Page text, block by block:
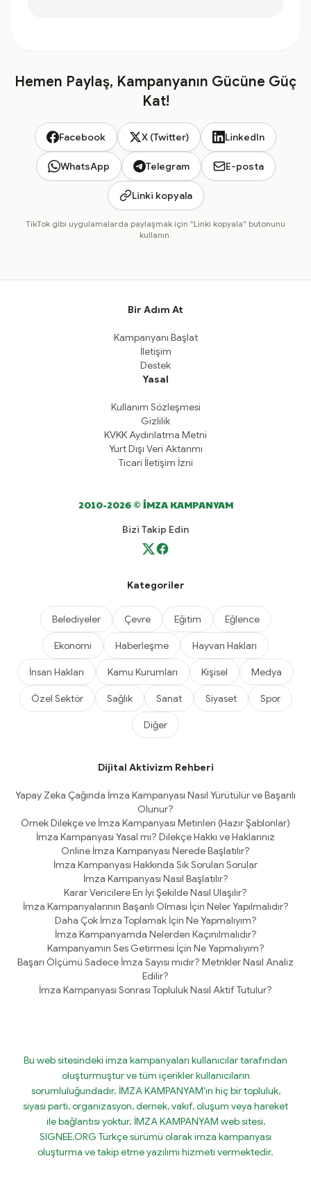
Hemen Paylaş, Kampanyanın Gücüne Güç
Kat!
Facebook X (Twitter) LinkedIn
WhatsApp Telegram E-posta
Linki kopyala
TikTok gibi uygulamalarda paylaşmak için "Linki kopyala" butonunu
kullanın.
Bir Adım At
Kampanyanı Başlat
İletişim
Destek
Yasal
Kullanım Sözleşmesi
Gizlilik
KVKK Aydınlatma Metni
Yurt Dışı Veri Aktarımı
Ticari İletişim İzni
2010-2026 © İMZA KAMPANYAM
Bizi Takip Edin
Kategoriler
Belediyeler Çevre Eğitim Eğlence
Ekonomi Haberleşme Hayvan Hakları
İnsan Hakları Kamu Kurumları Kişisel Medya
Özel Sektör Sağlık Sanat Siyaset Spor
Diğer
Dijital Aktivizm Rehberi
Yapay Zeka Çağında İmza Kampanyası Nasıl Yürütülür ve Başarılı
Olunur?
Örnek Dilekçe ve İmza Kampanyası Metinleri (Hazır Şablonlar)
İmza Kampanyası Yasal mı? Dilekçe Hakkı ve Haklarınız
Online İmza Kampanyası Nerede Başlatılır?
İmza Kampanyası Hakkında Sık Sorulan Sorular
İmza Kampanyası Nasıl Başlatılır?
Karar Vericilere En İyi Şekilde Nasıl Ulaşılır?
İmza Kampanyalarının Başarılı Olması İçin Neler Yapılmalıdır?
Daha Çok İmza Toplamak İçin Ne Yapmalıyım?
İmza Kampanyamda Nelerden Kaçınılmalıdır?
Kampanyamın Ses Getirmesi İçin Ne Yapmalıyım?
Başarı Ölçümü Sadece İmza Sayısı mıdır? Metrikler Nasıl Analiz
Edilir?
İmza Kampanyası Sonrası Topluluk Nasıl Aktif Tutulur?
Bu web sitesindeki imza kampanyaları kullanıcılar tarafından
oluşturmuştur ve tüm içerikler kullanıcıların
sorumluluğundadır. İMZA KAMPANYAM'ın hiç bir topluluk,
siyasi parti, organizasyon, dernek, vakıf, oluşum veya hareket
ile bağlantısı yoktur. İMZA KAMPANYAM web sitesi,
SIGNEE.ORG Türkçe sürümü olarak imza kampanyası
oluşturma ve takip etme yazılımı hizmeti vermektedir.